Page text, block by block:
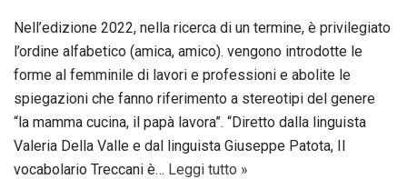
Nell’edizione 2022, nella ricerca di un termine, è privilegiato
l’ordine alfabetico (amica, amico). vengono introdotte le
forme al femminile di lavori e professioni e abolite le
spiegazioni che fanno riferimento a stereotipi del genere
“la mamma cucina, il papà lavora”. “Diretto dalla linguista
Valeria Della Valle e dal linguista Giuseppe Patota, Il
vocabolario Treccani è… Leggi tutto »